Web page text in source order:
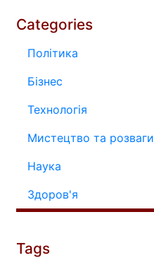
Categories
Політика
Бізнес
Технологія
Мистецтво та розваги
Наука
Здоров'я
Tags